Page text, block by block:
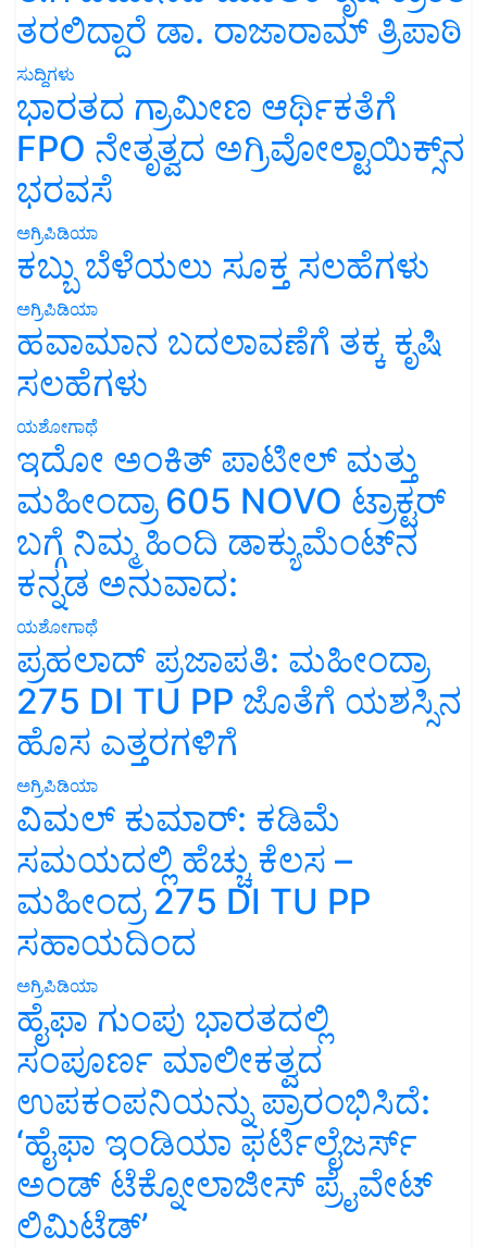
ತರಲಿದ್ದಾರೆ ಡಾ. ರಾಜಾರಾಮ್ ತ್ರಿಪಾಠಿ
ಸುದ್ದಿಗಳು
ಭಾರತದ ಗ್ರಾಮೀಣ ಆರ್ಥಿಕತೆಗೆ
FPO ನೇತೃತ್ವದ ಅಗ್ರಿವೋಲ್ಟಾಯಿಕ್ಸ್‌ನ
ಭರವಸೆ
ಅಗ್ರಿಪಿಡಿಯಾ
ಕಬ್ಬು ಬೆಳೆಯಲು ಸೂಕ್ತ ಸಲಹೆಗಳು
ಅಗ್ರಿಪಿಡಿಯಾ
ಹವಾಮಾನ ಬದಲಾವಣೆಗೆ ತಕ್ಕ ಕೃಷಿ
ಸಲಹೆಗಳು
ಯಶೋಗಾಥೆ
ಇದೋ ಅಂಕಿತ್ ಪಾಟೀಲ್ ಮತ್ತು
ಮಹೀಂದ್ರಾ 605 NOVO ಟ್ರಾಕ್ಟರ್
ಬಗ್ಗೆ ನಿಮ್ಮ ಹಿಂದಿ ಡಾಕ್ಯುಮೆಂಟ್‌ನ
ಕನ್ನಡ ಅನುವಾದ:
ಯಶೋಗಾಥೆ
ಪ್ರಹಲಾದ್ ಪ್ರಜಾಪತಿ: ಮಹೀಂದ್ರಾ
275 DI TU PP ಜೊತೆಗೆ ಯಶಸ್ಸಿನ
ಹೊಸ ಎತ್ತರಗಳಿಗೆ
ಅಗ್ರಿಪಿಡಿಯಾ
ವಿಮಲ್ ಕುಮಾರ್: ಕಡಿಮೆ
ಸಮಯದಲ್ಲಿ ಹೆಚ್ಚು ಕೆಲಸ –
ಮಹೀಂದ್ರ 275 DI TU PP
ಸಹಾಯದಿಂದ
ಅಗ್ರಿಪಿಡಿಯಾ
ಹೈಫಾ ಗುಂಪು ಭಾರತದಲ್ಲಿ
ಸಂಪೂರ್ಣ ಮಾಲೀಕತ್ವದ
ಉಪಕಂಪನಿಯನ್ನು ಪ್ರಾರಂಭಿಸಿದೆ:
‘ಹೈಫಾ ಇಂಡಿಯಾ ಫರ್ಟಿಲೈಜರ್ಸ್
ಅಂಡ್ ಟೆಕ್ನೋಲಾಜೀಸ್ ಪ್ರೈವೇಟ್
ಲಿಮಿಟೆಡ್’